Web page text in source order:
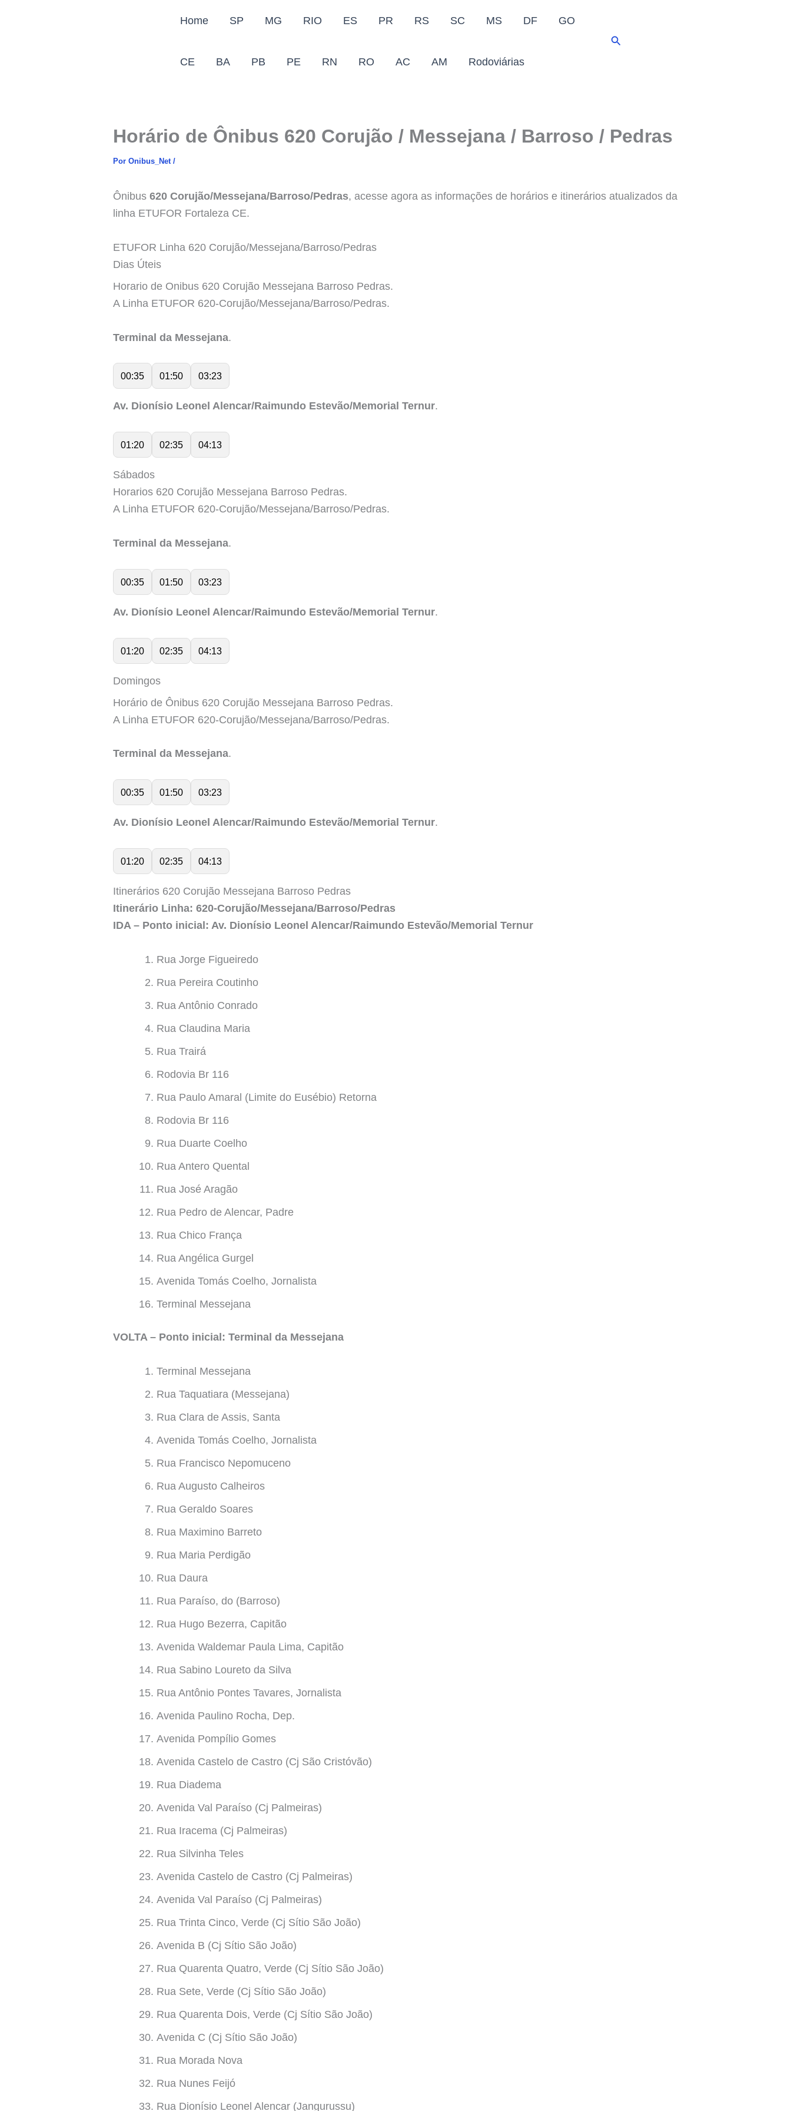
Home SP MG RIO ES PR RS SC MS DF GO
CE BA PB PE RN RO AC AM Rodoviárias
Pesquisar
Horário de Ônibus 620 Corujão / Messejana / Barroso / Pedras
Por Onibus_Net /
Ônibus 620 Corujão/Messejana/Barroso/Pedras, acesse agora as informações de horários e itinerários atualizados da
linha ETUFOR Fortaleza CE.
ETUFOR Linha 620 Corujão/Messejana/Barroso/Pedras
Dias Úteis
Horario de Onibus 620 Corujão Messejana Barroso Pedras.
A Linha ETUFOR 620-Corujão/Messejana/Barroso/Pedras.
Terminal da Messejana.
00:35 01:50 03:23
Av. Dionísio Leonel Alencar/Raimundo Estevão/Memorial Ternur.
01:20 02:35 04:13
Sábados
Horarios 620 Corujão Messejana Barroso Pedras.
A Linha ETUFOR 620-Corujão/Messejana/Barroso/Pedras.
Terminal da Messejana.
00:35 01:50 03:23
Av. Dionísio Leonel Alencar/Raimundo Estevão/Memorial Ternur.
01:20 02:35 04:13
Domingos
Horário de Ônibus 620 Corujão Messejana Barroso Pedras.
A Linha ETUFOR 620-Corujão/Messejana/Barroso/Pedras.
Terminal da Messejana.
00:35 01:50 03:23
Av. Dionísio Leonel Alencar/Raimundo Estevão/Memorial Ternur.
01:20 02:35 04:13
Itinerários 620 Corujão Messejana Barroso Pedras
Itinerário Linha: 620-Corujão/Messejana/Barroso/Pedras
IDA – Ponto inicial: Av. Dionísio Leonel Alencar/Raimundo Estevão/Memorial Ternur
Rua Jorge Figueiredo
Rua Pereira Coutinho
Rua Antônio Conrado
Rua Claudina Maria
Rua Trairá
Rodovia Br 116
Rua Paulo Amaral (Limite do Eusébio) Retorna
Rodovia Br 116
Rua Duarte Coelho
Rua Antero Quental
Rua José Aragão
Rua Pedro de Alencar, Padre
Rua Chico França
Rua Angélica Gurgel
Avenida Tomás Coelho, Jornalista
Terminal Messejana
VOLTA – Ponto inicial: Terminal da Messejana
Terminal Messejana
Rua Taquatiara (Messejana)
Rua Clara de Assis, Santa
Avenida Tomás Coelho, Jornalista
Rua Francisco Nepomuceno
Rua Augusto Calheiros
Rua Geraldo Soares
Rua Maximino Barreto
Rua Maria Perdigão
Rua Daura
Rua Paraíso, do (Barroso)
Rua Hugo Bezerra, Capitão
Avenida Waldemar Paula Lima, Capitão
Rua Sabino Loureto da Silva
Rua Antônio Pontes Tavares, Jornalista
Avenida Paulino Rocha, Dep.
Avenida Pompílio Gomes
Avenida Castelo de Castro (Cj São Cristóvão)
Rua Diadema
Avenida Val Paraíso (Cj Palmeiras)
Rua Iracema (Cj Palmeiras)
Rua Silvinha Teles
Avenida Castelo de Castro (Cj Palmeiras)
Avenida Val Paraíso (Cj Palmeiras)
Rua Trinta Cinco, Verde (Cj Sítio São João)
Avenida B (Cj Sítio São João)
Rua Quarenta Quatro, Verde (Cj Sítio São João)
Rua Sete, Verde (Cj Sítio São João)
Rua Quarenta Dois, Verde (Cj Sítio São João)
Avenida C (Cj Sítio São João)
Rua Morada Nova
Rua Nunes Feijó
Rua Dionísio Leonel Alencar (Jangurussu)